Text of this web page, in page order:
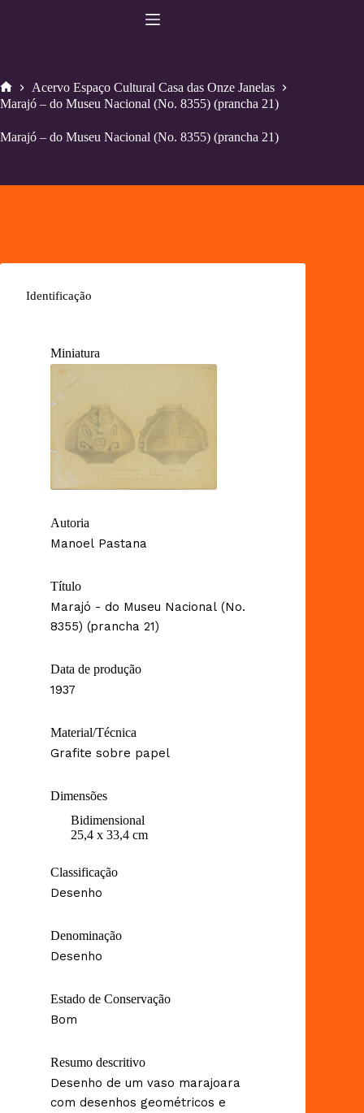
Home
Acervo Espaço Cultural Casa das Onze Janelas
Marajó – do Museu Nacional (No. 8355) (prancha 21)
Marajó – do Museu Nacional (No. 8355) (prancha 21)
Identificação
Miniatura
Autoria
Manoel Pastana
Título
Marajó - do Museu Nacional (No.
8355) (prancha 21)
Data de produção
1937
Material/Técnica
Grafite sobre papel
Dimensões
Bidimensional
25,4 x 33,4 cm
Classificação
Desenho
Denominação
Desenho
Estado de Conservação
Bom
Resumo descritivo
Desenho de um vaso marajoara
com desenhos geométricos e